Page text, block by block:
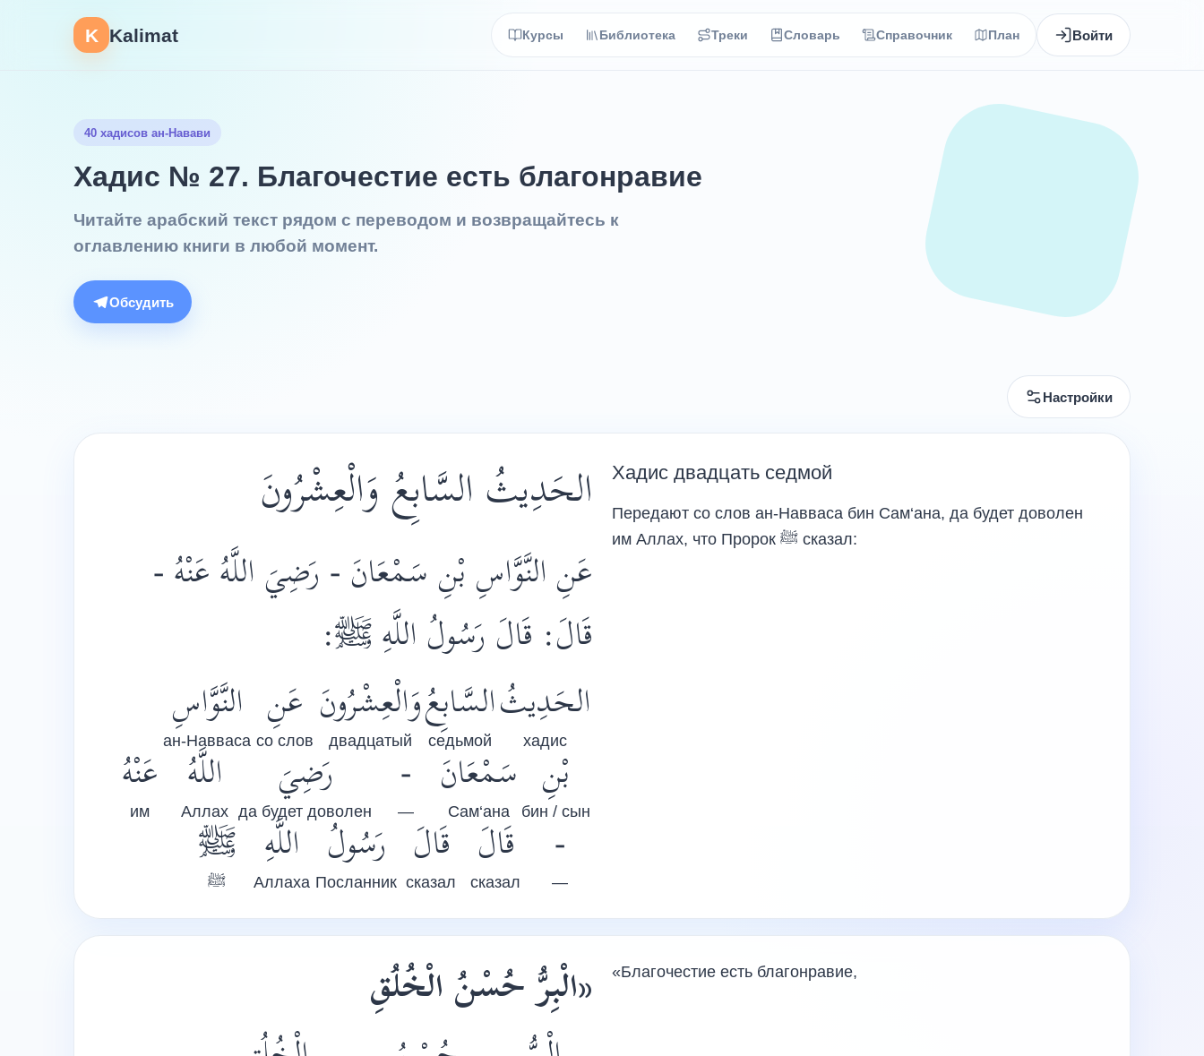
K Kalimat Курсы Библиотека Треки Словарь Справочник План Войти
40 хадисов ан-Навави
Хадис № 27. Благочестие есть благонравие
Читайте арабский текст рядом с переводом и возвращайтесь к
оглавлению книги в любой момент.
Обсудить
Настройки
الحَدِيثُ السَّابِعُ وَالْعِشْرُونَ
عَنِ النَّوَّاسِ بْنِ سَمْعَانَ - رَضِيَ اللَّهُ عَنْهُ -
قَالَ: قَالَ رَسُولُ اللَّهِﷺ:
الحَدِيثُ
хадис
السَّابِعُ
седьмой
وَالْعِشْرُونَ
двадцатый
عَنِ
со слов
النَّوَّاسِ
ан-Навваса
بْنِ
бин / сын
سَمْعَانَ
Сам‘ана
-
—
رَضِيَ
да будет доволен
اللَّهُ
Аллах
عَنْهُ
им
-
—
قَالَ
сказал
قَالَ
сказал
رَسُولُ
Посланник
اللَّهِ
Аллаха
ﷺ
ﷺ
Хадис двадцать седмой
Передают со слов ан-Навваса бин Сам‘ана, да будет доволен
им Аллах, что Пророк ﷺ сказал:
«الْبِرُّ حُسْنُ الْخُلُقِ
«Благочестие есть благонравие,